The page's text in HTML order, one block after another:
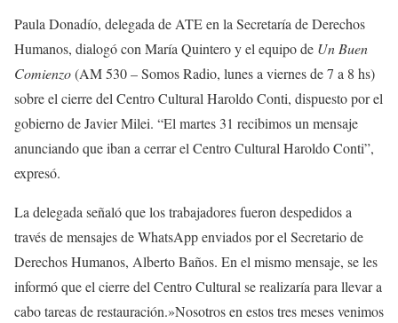
Paula Donadío, delegada de ATE en la Secretaría de Derechos
Humanos, dialogó con María Quintero y el equipo de Un Buen
Comienzo(AM 530 – Somos Radio, lunes a viernes de 7 a 8 hs)
sobre el cierre del Centro Cultural Haroldo Conti, dispuesto por el
gobierno de Javier Milei. “El martes 31 recibimos un mensaje
anunciando que iban a cerrar el Centro Cultural Haroldo Conti”,
expresó.
La delegada señaló que los trabajadores fueron despedidos a
través de mensajes de WhatsApp enviados por el Secretario de
Derechos Humanos, Alberto Baños. En el mismo mensaje, se les
informó que el cierre del Centro Cultural se realizaría para llevar a
cabo tareas de restauración.»Nosotros en estos tres meses venimos